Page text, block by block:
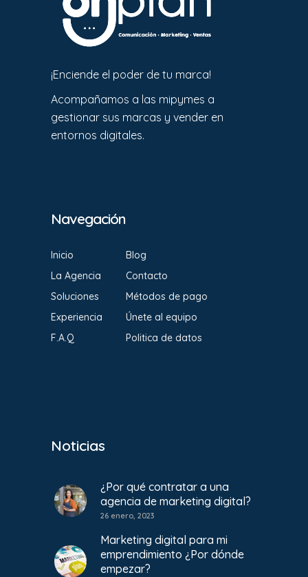
¡Enciende el poder de tu marca!
Acompañamos a las mipymes a
gestionar sus marcas y vender en
entornos digitales.
Navegación
Inicio
La Agencia
Soluciones
Experiencia
F.A.Q
Blog
Contacto
Métodos de pago
Únete al equipo
Politica de datos
Noticias
¿Por qué contratar a una
agencia de marketing digital?
26 enero, 2023
Marketing digital para mi
emprendimiento ¿Por dónde
empezar?